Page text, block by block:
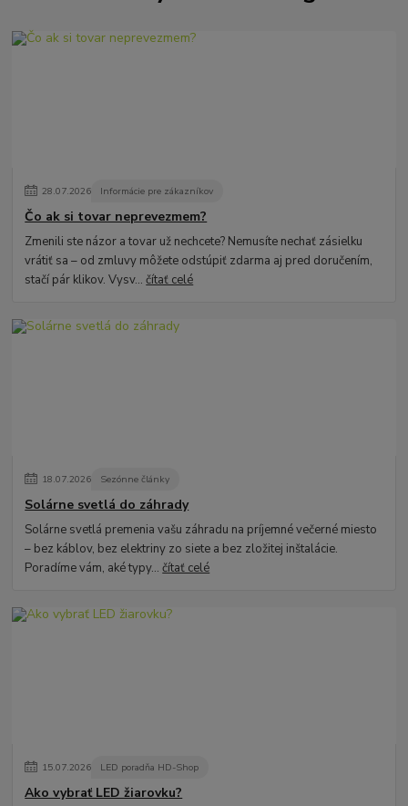
28.07.2026 Informácie pre zákazníkov
Čo ak si tovar neprevezmem?
Zmenili ste názor a tovar už nechcete? Nemusíte nechať zásielku
vrátiť sa – od zmluvy môžete odstúpiť zdarma aj pred doručením,
stačí pár klikov. Vysv...čítať celé
18.07.2026 Sezónne články
Solárne svetlá do záhrady
Solárne svetlá premenia vašu záhradu na príjemné večerné miesto
– bez káblov, bez elektriny zo siete a bez zložitej inštalácie.
Poradíme vám, aké typy...čítať celé
15.07.2026 LED poradňa HD-Shop
Ako vybrať LED žiarovku?